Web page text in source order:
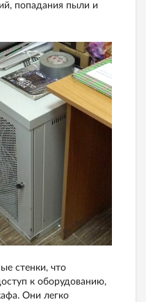
попадания пыли и
стенки, что
к оборудованию,
Они легко